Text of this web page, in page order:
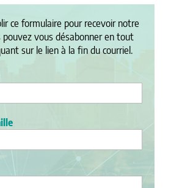
ce formulaire pour recevoir notre
pouvez vous désabonner en tout
sur le lien à la fin du courriel.